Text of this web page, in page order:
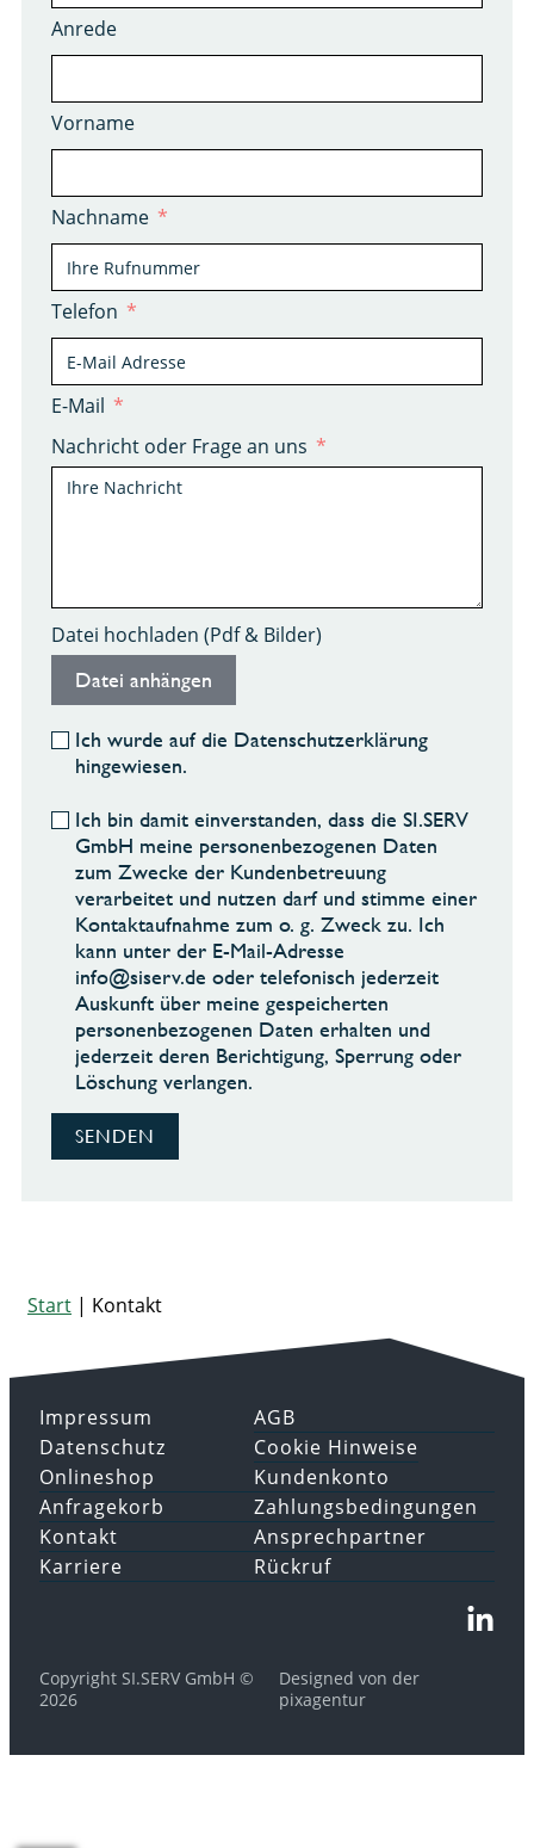
Anrede
Vorname
Nachname
Telefon
E-Mail
Nachricht oder Frage an uns
Datei hochladen (Pdf & Bilder)
Datei anhängen
Ich wurde auf die Datenschutzerklärung
hingewiesen.
Ich bin damit einverstanden, dass die SI.SERV
GmbH meine personenbezogenen Daten
zum Zwecke der Kundenbetreuung
verarbeitet und nutzen darf und stimme einer
Kontaktaufnahme zum o. g. Zweck zu. Ich
kann unter der E-Mail-Adresse
ed.vre
sis@of
ni
oder telefonisch jederzeit
Auskunft über meine gespeicherten
personenbezogenen Daten erhalten und
jederzeit deren Berichtigung, Sperrung oder
Löschung verlangen.
SENDEN
Start | Kontakt
Impressum
Datenschutz
AGB
Cookie Hinweise
Onlineshop
Anfragekorb
Kundenkonto
Zahlungsbedingungen
Kontakt
Karriere
Ansprechpartner
Rückruf
Copyright SI.SERV GmbH ©
2026
Designed von der
pixagentur